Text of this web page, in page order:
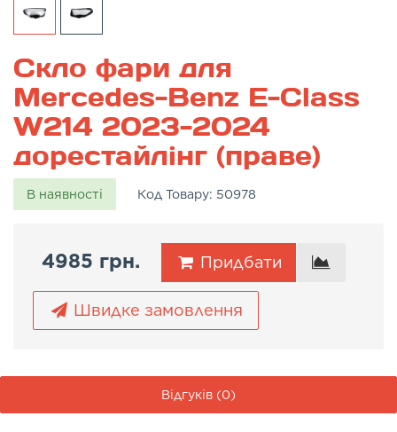
Скло фари для
Mercedes-Benz E-Class
W214 2023-2024
дорестайлінг (праве)
В наявності Код Товару: 50978
4985 грн. Придбати
Швидке замовлення
Відгуків (0)